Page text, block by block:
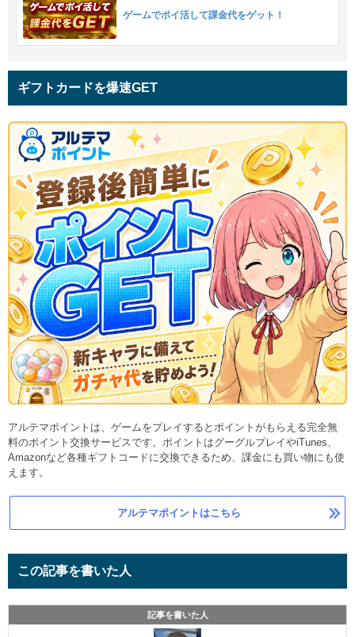
ゲームでポイ活して課金代をゲット！
ギフトカードを爆速GET
アルテマポイントは、ゲームをプレイするとポイントがもらえる完全無
料のポイント交換サービスです。ポイントはグーグルプレイやiTunes、
Amazonなど各種ギフトコードに交換できるため、課金にも買い物にも使
えます。
アルテマポイントはこちら
この記事を書いた人
記事を書いた人